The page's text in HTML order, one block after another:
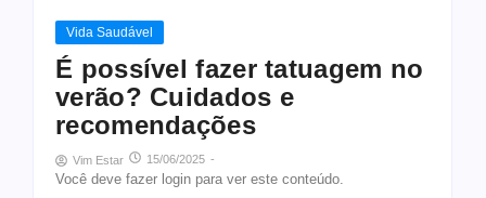
Vida Saudável
É possível fazer tatuagem no
verão? Cuidados e
recomendações
Vim Estar 15/06/2025 -
Você deve fazer login para ver este conteúdo.